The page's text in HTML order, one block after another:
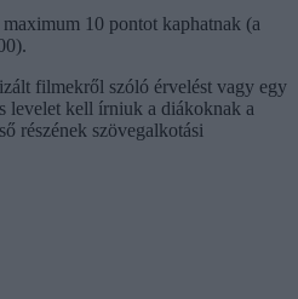
10 pontot kaphatnak (a
filmekről szóló érvelést vagy egy
levelet kell írniuk a diákoknak a
részének szövegalkotási